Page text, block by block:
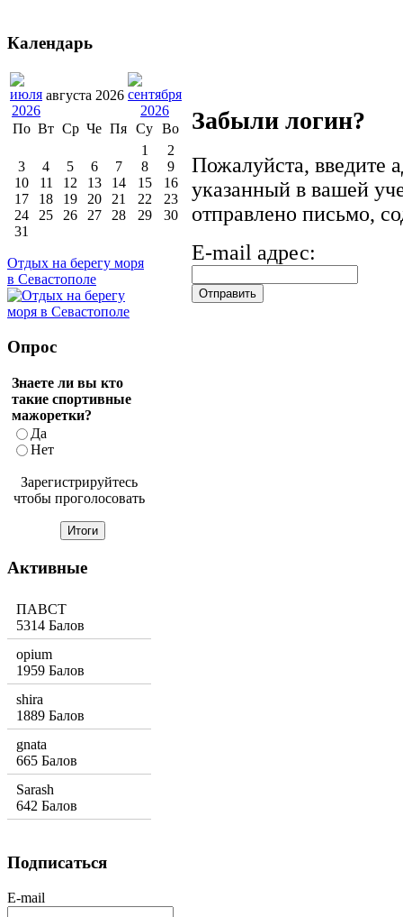
Забыли логин?
Пожалуйста, введите
указанный в вашей
отправлено письмо,
E-mail адрес:
Календарь
августа 2026
По Вт Ср Че Пя Су Во
1
2
3
4 5 6 7 8
9
10
11 12 13 14 15
16
17
18 19 20 21 22
23
24
25 26 27 28 29
30
31
Отдых на берегу моря
в Севастополе
Опрос
Знаете ли вы кто
такие спортивные
мажоретки?
Да
Нет
Зарегистрируйтесь
чтобы проголосовать
Активные
ПАВСТ
5314 Балов
opium
1959 Балов
shira
1889 Балов
gnata
665 Балов
Sarash
642 Балов
Подписаться
E-mail